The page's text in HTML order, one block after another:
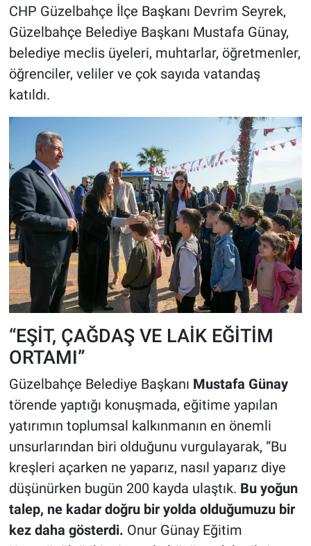
CHP Güzelbahçe İlçe Başkanı Devrim Seyrek,
Güzelbahçe Belediye Başkanı Mustafa Günay,
belediye meclis üyeleri, muhtarlar, öğretmenler,
öğrenciler, veliler ve çok sayıda vatandaş
katıldı.
“EŞİT, ÇAĞDAŞ VE LAİK EĞİTİM
ORTAMI”
Güzelbahçe Belediye Başkanı Mustafa Günay
törende yaptığı konuşmada, eğitime yapılan
yatırımın toplumsal kalkınmanın en önemli
unsurlarından biri olduğunu vurgulayarak, “Bu
kreşleri açarken ne yaparız, nasıl yaparız diye
düşünürken bugün 200 kayda ulaştık. Bu yoğun
talep, ne kadar doğru bir yolda olduğumuzu bir
kez daha gösterdi. Onur Günay Eğitim